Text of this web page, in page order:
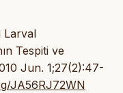
Larval
Tespiti ve
Jun. 1;27(2):47-
JA56RJ72WN